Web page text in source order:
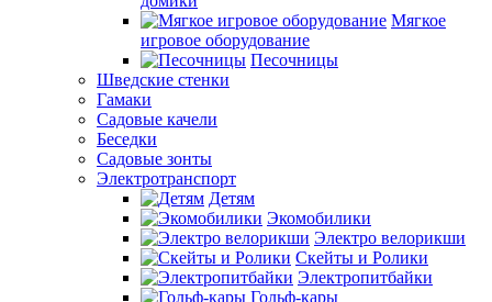
Мягкое
игровое оборудование
Песочницы
Шведские стенки
Гамаки
Садовые качели
Беседки
Садовые зонты
Электротранспорт
Детям
Экомобилики
Электро велорикши
Скейты и Ролики
Электропитбайки
Гольф-кары